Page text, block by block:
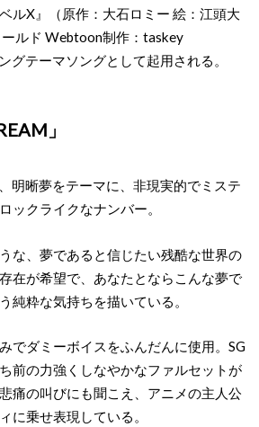
ルX』（原作：大石ロミー 絵：江頭大
ルド Webtoon制作：taskey
グテーマソングとして起用される。
」
明晰夢をテーマに、非現実的でミステ
ックライクなナンバー。
な、夢であると信じたい残酷な世界の
在が希望で、あなたとならこんな夢で
純粋な気持ちを描いている。
でダミーボイスをふんだんに使用。SG
前の力強くしなやかなファルセットが
痛の叫びにも聞こえ、アニメの主人公
に乗せ表現している。